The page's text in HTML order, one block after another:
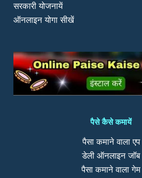
सरकारी योजनायें
ऑनलाइन योगा सीखें
पैसे कैसे कमायें
पैसा कमाने वाला एप
डेली ऑनलाइन जॉब
पैसा कमाने वाला गेम